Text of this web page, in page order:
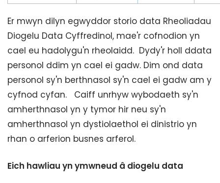
Er mwyn dilyn egwyddor storio data Rheoliadau
Diogelu Data Cyffredinol, mae'r cofnodion yn
cael eu hadolygu'n rheolaidd. Dydy'r holl ddata
personol ddim yn cael ei gadw. Dim ond data
personol sy'n berthnasol sy'n cael ei gadw am y
cyfnod cyfan. Caiff unrhyw wybodaeth sy'n
amherthnasol yn y tymor hir neu sy'n
amherthnasol yn dystiolaethol ei dinistrio yn
rhan o arferion busnes arferol.
Eich hawliau yn ymwneud â diogelu data